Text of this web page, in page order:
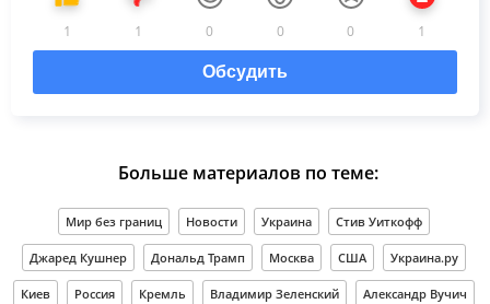
1 1 0 0 0 1
Обсудить
Больше материалов по теме:
Мир без границ Новости Украина Стив Уиткофф
Джаред Кушнер Дональд Трамп Москва США Украина.ру
Киев Россия Кремль Владимир Зеленский Александр Вучич